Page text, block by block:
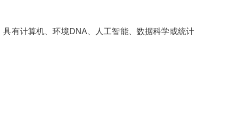
有计算机、环境DNA、人工智能、数据科学或统计